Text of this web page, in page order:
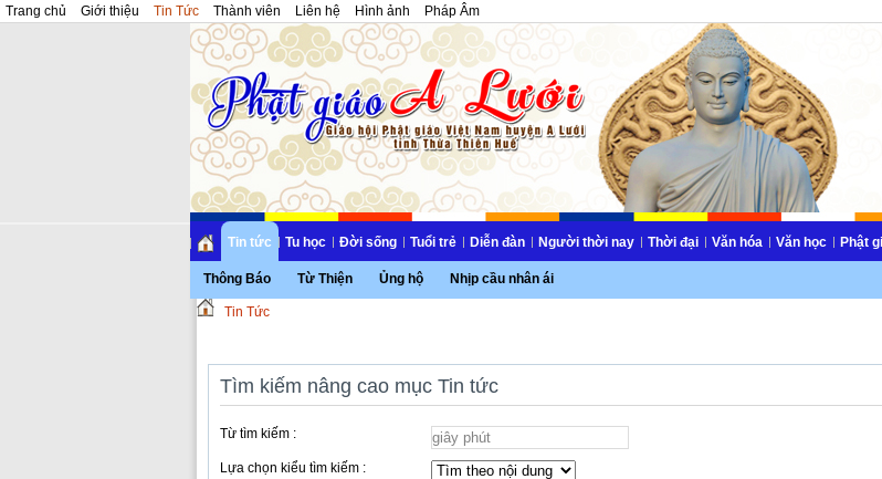
Trang chủ Giới thiệu Tin Tức Thành viên Liên hệ Hình ảnh Pháp Âm
Tin tức
Thông Báo Từ Thiện Ủng hộ Nhịp cầu nhân ái
Tu học Đời sống Tuổi trẻ Diễn đàn Người thời nay Thời đại Văn hóa Văn học Phật
Tin Tức
Tìm kiếm nâng cao mục Tin tức
Từ tìm kiếm :
Lựa chọn kiểu tìm kiếm :